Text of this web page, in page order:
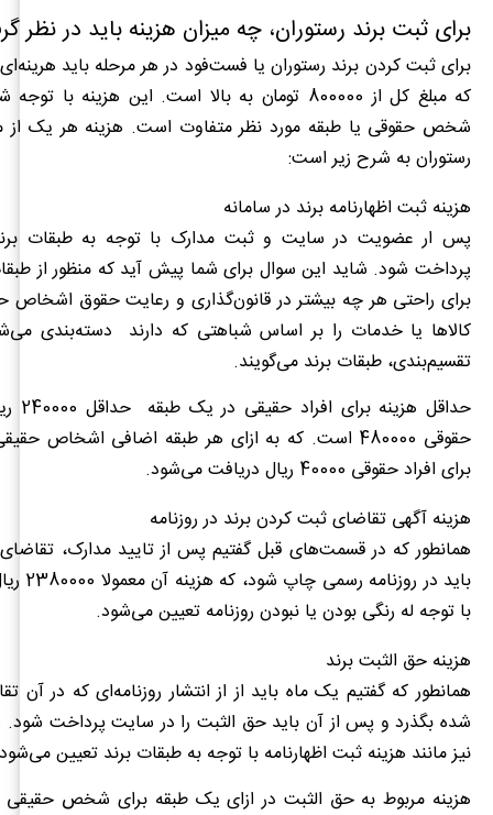
برای ثبت برند رستوران، چه میزان هزینه باید در نظر
برای ثبت کردن برند رستوران یا فست‌فود در هر مرحله باید
که مبلغ کل از 800000 تومان به بالا است. این هزینه
شخص حقوقی یا طبقه مورد نظر متفاوت است. هزینه هر یک از
رستوران به شرح زیر است:
هزینه ثبت اظهارنامه برند در سامانه
پس ار عضویت در سایت و ثبت مدارک با توجه به طبقات
پرداخت شود. شاید این سوال برای شما پیش آید که منظور از
برای راحتی هر چه بیشتر در قانون‌گذاری و رعایت حقوق اشخاص
کالا‌ها یا خدمات را بر اساس شباهتی که دارند دسته‌بندی
تقسیم‌بندی، طبقات برند می‌گویند.
برای افراد حقوقی 40000 ریال دریافت می‌شود.
هزینه آگهی تقاضای ثبت کردن برند در روزنامه
همانطور که در قسمت‌های قبل گفتیم پس از تایید مدارک،
باید در
با توجه له رنگی بودن یا نبودن روزنامه تعیین می‌شود.
هزینه حق الثبت برند
همانطور که گفتیم یک ماه باید از از انتشار روزنامه‌‌ای که در
شده بگذرد و پس از آن باید حق الثبت را در سایت پرداخت شود.
نیز مانند هزینه ثبت اظهارنامه با توجه به طبقات برند تعیین